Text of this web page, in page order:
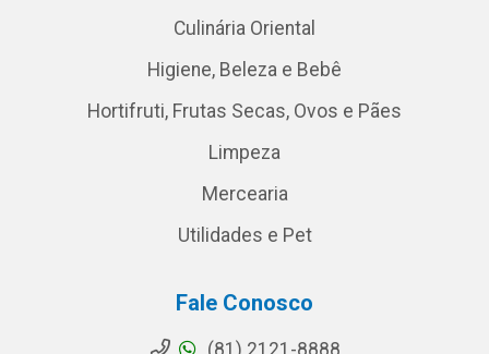
Culinária Oriental
Higiene, Beleza e Bebê
Hortifruti, Frutas Secas, Ovos e Pães
Limpeza
Mercearia
Utilidades e Pet
Fale Conosco